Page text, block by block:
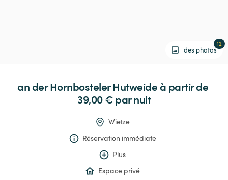
des photos
12
anderHornbostelerHutweide à partir de
39,00 € par nuit
Wietze
Réservation immédiate
Plus
Espace privé